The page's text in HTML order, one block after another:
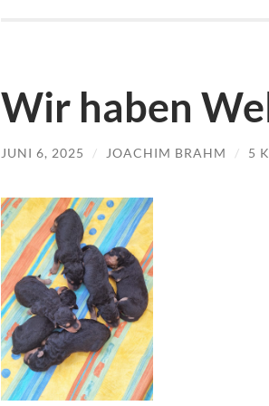
Wir haben
JUNI 6, 2025 / JOACHIM BRAHM / 5